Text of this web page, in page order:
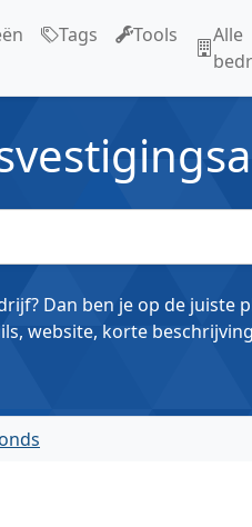
Tags Tools
Alle
Dan ben je op de juiste
website, korte